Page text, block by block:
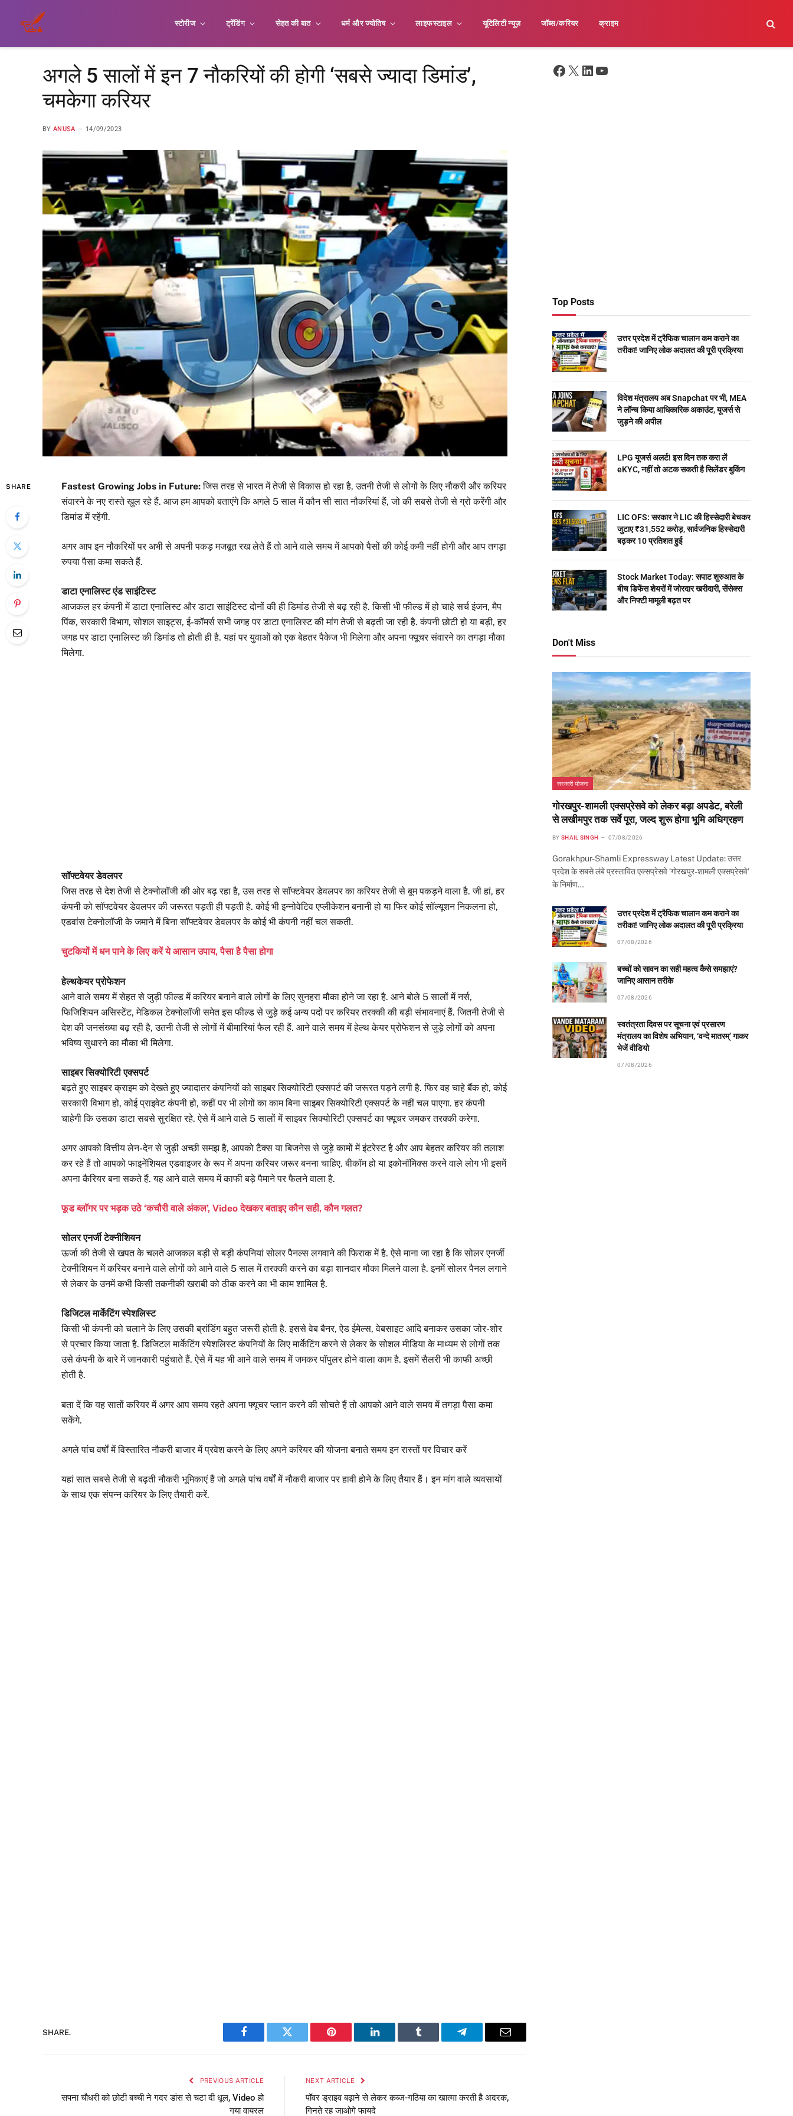
स्टोरीज ट्रेंडिंग सेहत की बात धर्म और ज्योतिष लाइफस्टाइल यूटिलिटी न्यूज़ जॉब्स/करियर क्राइम
अगले 5 सालों में इन 7 नौकरियों की होगी ‘सबसे ज्यादा डिमांड’,
चमकेगा करियर
BY ANUSA 14/09/2023
SHARE Fastest Growing Jobs in Future:जिस तरह से भारत में तेजी से विकास हो रहा है, उतनी तेजी से लोगों के लिए नौकरी और करियर
संवारने के नए रास्ते खुल रहे हैं. आज हम आपको बताएंगे कि अगले 5 साल में कौन सी सात नौकरियां हैं, जो की सबसे तेजी से ग्रो करेंगी और
डिमांड में रहेंगी.
अगर आप इन नौकरियों पर अभी से अपनी पकड़ मजबूत रख लेते हैं तो आने वाले समय में आपको पैसों की कोई कमी नहीं होगी और आप तगड़ा
रुपया पैसा कमा सकते हैं.
डाटा एनालिस्ट एंड साइंटिस्ट
आजकल हर कंपनी में डाटा एनालिस्ट और डाटा साइंटिस्ट दोनों की ही डिमांड तेजी से बढ़ रही है. किसी भी फील्ड में हो चाहे सर्च इंजन, मैप
पिंक, सरकारी विभाग, सोशल साइट्स, ई-कॉमर्स सभी जगह पर डाटा एनालिस्ट की मांग तेजी से बढ़ती जा रही है. कंपनी छोटी हो या बड़ी, हर
जगह पर डाटा एनालिस्ट की डिमांड तो होती ही है. यहां पर युवाओं को एक बेहतर पैकेज भी मिलेगा और अपना फ्यूचर संवारने का तगड़ा मौका
मिलेगा.
सॉफ्टवेयर डेवलपर
जिस तरह से देश तेजी से टेक्नोलॉजी की ओर बढ़ रहा है, उस तरह से सॉफ्टवेयर डेवलपर का करियर तेजी से बूम पकड़ने वाला है. जी हां, हर
कंपनी को सॉफ्टवेयर डेवलपर की जरूरत पड़ती ही पड़ती है. कोई भी इन्नोवेटिव एप्लीकेशन बनानी हो या फिर कोई सॉल्यूशन निकलना हो,
एडवांस टेक्नोलॉजी के जमाने में बिना सॉफ्टवेयर डेवलपर के कोई भी कंपनी नहीं चल सकती.
चुटकियों में धन पाने के लिए करें ये आसान उपाय, पैसा है पैसा होगा
हेल्थकेयर प्रोफेशन
आने वाले समय में सेहत से जुड़ी फील्ड में करियर बनाने वाले लोगों के लिए सुनहरा मौका होने जा रहा है. आने बोले 5 सालों में नर्स,
फिजिशियन असिस्टेंट, मेडिकल टेक्नोलॉजी समेत इस फील्ड से जुड़े कई अन्य पदों पर करियर तरक्की की बड़ी संभावनाएं हैं. जितनी तेजी से
देश की जनसंख्या बढ़ रही है, उतनी तेजी से लोगों में बीमारियां फैल रही हैं. आने वाले समय में हेल्थ केयर प्रोफेशन से जुड़े लोगों को अपना
भविष्य सुधारने का मौका भी मिलेगा.
साइबर सिक्योरिटी एक्सपर्ट
बढ़ते हुए साइबर क्राइम को देखते हुए ज्यादातर कंपनियों को साइबर सिक्योरिटी एक्सपर्ट की जरूरत पड़ने लगी है. फिर वह चाहे बैंक हो, कोई
सरकारी विभाग हो, कोई प्राइवेट कंपनी हो, कहीं पर भी लोगों का काम बिना साइबर सिक्योरिटी एक्सपर्ट के नहीं चल पाएगा. हर कंपनी
चाहेगी कि उसका डाटा सबसे सुरक्षित रहे. ऐसे में आने वाले 5 सालों में साइबर सिक्योरिटी एक्सपर्ट का फ्यूचर जमकर तरक्की करेगा.
अगर आपको वित्तीय लेन-देन से जुड़ी अच्छी समझ है, आपको टैक्स या बिजनेस से जुड़े कामों में इंटरेस्ट है और आप बेहतर करियर की तलाश
कर रहे हैं तो आपको फाइनेंशियल एडवाइजर के रूप में अपना करियर जरूर बनना चाहिए. बीकॉम हो या इकोनॉमिक्स करने वाले लोग भी इसमें
अपना कैरियर बना सकते हैं. यह आने वाले समय में काफी बड़े पैमाने पर फैलने वाला है.
फूड ब्लॉगर पर भड़क उठे ‘कचौरी वाले अंकल’, Video देखकर बताइए कौन सही, कौन गलत?
सोलर एनर्जी टेक्नीशियन
ऊर्जा की तेजी से खपत के चलते आजकल बड़ी से बड़ी कंपनियां सोलर पैनल्स लगवाने की फिराक में है. ऐसे माना जा रहा है कि सोलर एनर्जी
टेक्नीशियन में करियर बनाने वाले लोगों को आने वाले 5 साल में तरक्की करने का बड़ा शानदार मौका मिलने वाला है. इनमें सोलर पैनल लगाने
से लेकर के उनमें कभी किसी तकनीकी खराबी को ठीक करने का भी काम शामिल है.
डिजिटल मार्केटिंग स्पेशलिस्ट
किसी भी कंपनी को चलाने के लिए उसकी ब्रांडिंग बहुत जरूरी होती है. इससे वेब बैनर, ऐड ईमेल्स, वेबसाइट आदि बनाकर उसका जोर-शोर
से प्रचार किया जाता है. डिजिटल मार्केटिंग स्पेशलिस्ट कंपनियों के लिए मार्केटिंग करने से लेकर के सोशल मीडिया के माध्यम से लोगों तक
उसे कंपनी के बारे में जानकारी पहुंचाते हैं. ऐसे में यह भी आने वाले समय में जमकर पॉपुलर होने वाला काम है. इसमें सैलरी भी काफी अच्छी
होती है.
बता दें कि यह सातों करियर में अगर आप समय रहते अपना फ्यूचर प्लान करने की सोचते हैं तो आपको आने वाले समय में तगड़ा पैसा कमा
सकेंगे.
अगले पांच वर्षों में विस्तारित नौकरी बाजार में प्रवेश करने के लिए अपने करियर की योजना बनाते समय इन रास्तों पर विचार करें
यहां सात सबसे तेजी से बढ़ती नौकरी भूमिकाएं हैं जो अगले पांच वर्षों में नौकरी बाजार पर हावी होने के लिए तैयार हैं। इन मांग वाले व्यवसायों
के साथ एक संपन्न करियर के लिए तैयारी करें.
SHARE.
Facebook Twitter Pinterest LinkedIn Tumblr Telegram Email
PREVIOUS ARTICLE
सपना चौधरी को छोटी बच्ची ने गदर डांस से चटा दी धूल, Video हो
गया वायरल
NEXT ARTICLE
पॉवर ड्राइव बढ़ाने से लेकर कब्ज-गठिया का खात्मा करती है अदरक,
गिनते रह जाओगे फायदे
Facebook
X LinkedIn
YouTube
Top Posts
उत्तर प्रदेश में ट्रैफिक चालान कम कराने का
तरीका! जानिए लोक अदालत की पूरी प्रक्रिया
विदेश मंत्रालय अब Snapchat पर भी, MEA
ने लॉन्च किया आधिकारिक अकाउंट, यूजर्स से
जुड़ने की अपील
LPG यूजर्स अलर्ट! इस दिन तक करा लें
eKYC, नहीं तो अटक सकती है सिलेंडर बुकिंग
LIC OFS: सरकार ने LIC की हिस्सेदारी बेचकर
जुटाए ₹31,552 करोड़, सार्वजनिक हिस्सेदारी
बढ़कर 10 प्रतिशत हुई
Stock Market Today: सपाट शुरुआत के
बीच डिफेंस शेयरों में जोरदार खरीदारी, सेंसेक्स
और निफ्टी मामूली बढ़त पर
Don't Miss
सरकारी योजना
गोरखपुर-शामली एक्सप्रेसवे को लेकर बड़ा अपडेट, बरेली
से लखीमपुर तक सर्वे पूरा, जल्द शुरू होगा भूमि अधिग्रहण
BY SHAIL SINGH 07/08/2026
Gorakhpur-Shamli Expressway Latest Update: उत्तर
प्रदेश के सबसे लंबे प्रस्तावित एक्सप्रेसवे ‘गोरखपुर-शामली एक्सप्रेसवे’
के निर्माण…
उत्तर प्रदेश में ट्रैफिक चालान कम कराने का
तरीका! जानिए लोक अदालत की पूरी प्रक्रिया
07/08/2026
बच्चों को सावन का सही महत्व कैसे समझाएं?
जानिए आसान तरीके
07/08/2026
स्वतंत्रता दिवस पर सूचना एवं प्रसारण
मंत्रालय का विशेष अभियान, ‘वन्दे मातरम्’ गाकर
भेजें वीडियो
07/08/2026